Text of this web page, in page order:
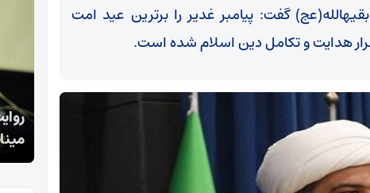
گفت: پیامبر غدیر را برترین عید امت
هدایت و تکامل دین اسلام شده است.
روایت تفنگدار سابق آمریکایی از جنایت کشورش در
میناب تاحمایت از اسرائیل
تب